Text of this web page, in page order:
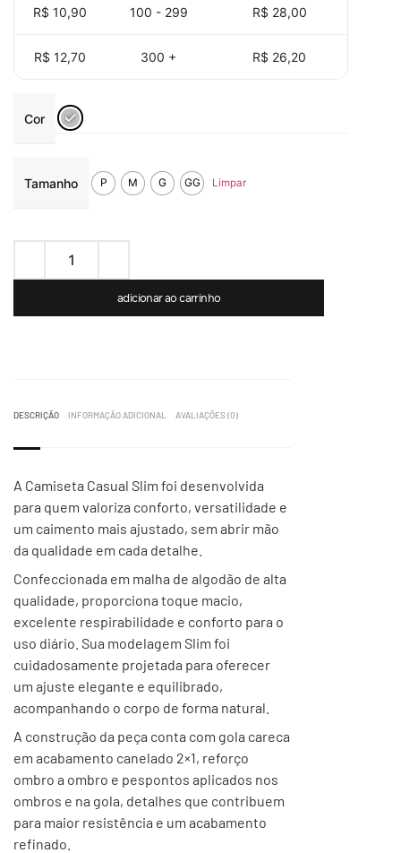
R$ 10,90 100 - 299 R$ 28,00
R$ 12,70 300 + R$ 26,20
Cor
Tamanho P M G GG Limpar
adicionar ao carrinho
DESCRIÇÃO INFORMAÇÃO ADICIONAL AVALIAÇÕES (0)
A Camiseta Casual Slim foi desenvolvida
para quem valoriza conforto, versatilidade e
um caimento mais ajustado, sem abrir mão
da qualidade em cada detalhe.
Confeccionada em malha de algodão de alta
qualidade, proporciona toque macio,
excelente respirabilidade e conforto para o
uso diário. Sua modelagem Slim foi
cuidadosamente projetada para oferecer
um ajuste elegante e equilibrado,
acompanhando o corpo de forma natural.
A construção da peça conta com gola careca
em acabamento canelado 2×1, reforço
ombro a ombro e pespontos aplicados nos
ombros e na gola, detalhes que contribuem
para maior resistência e um acabamento
refinado.